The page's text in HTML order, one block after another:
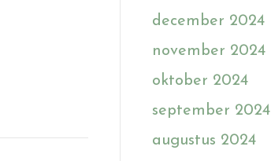
december 2024
november 2024
oktober 2024
september 2024
augustus 2024